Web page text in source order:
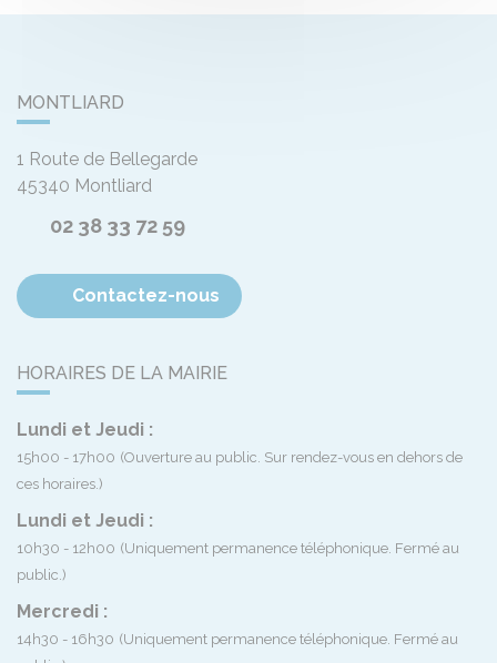
MONTLIARD
1 Route de Bellegarde
45340 Montliard
02 38 33 72 59
Contactez-nous
HORAIRES DE LA MAIRIE
Lundi et Jeudi :
15h00 - 17h00 (Ouverture au public. Sur rendez-vous en dehors de
ces horaires.)
Lundi et Jeudi :
10h30 - 12h00 (Uniquement permanence téléphonique. Fermé au
public.)
Mercredi :
14h30 - 16h30 (Uniquement permanence téléphonique. Fermé au